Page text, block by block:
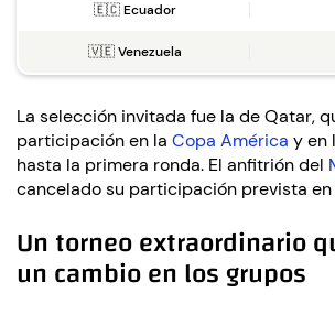
🇪🇨 Ecuador
🇻🇪 Venezuela
La selección invitada fue la de Qatar,
participación en la Copa América y en
hasta la primera ronda. El anfitrión del
cancelado su participación prevista en
Un torneo extraordinario
un cambio en los grupos